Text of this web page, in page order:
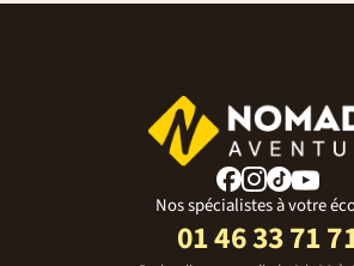
Nos spécialistes à votre
01 46 33 71